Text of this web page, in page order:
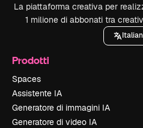
La piattaforma creativa per
1 milione di abbonati tra
Prodotti
Spaces
Assistente IA
Generatore di immagini IA
Generatore di video IA